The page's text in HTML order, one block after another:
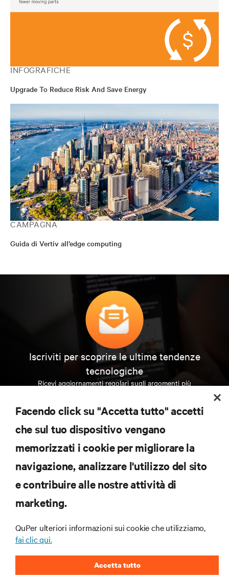
INFOGRAFICHE
Upgrade To Reduce Risk And Save Energy
CAMPAGNA
Guida di Vertiv all’edge computing
Iscriviti per scoprire le ultime tendenze
tecnologiche
Ricevi aggiornamenti regolari sugli argomenti più
data center e infrastrutture.
ISCRIVITI SUBITO
SUPPORTO
AZIENDA
Facendo click su "Accetta tutto" accetti
che sul tuo dispositivo vengano
memorizzati i cookie per migliorare la
navigazione, analizzare l'utilizzo del sito
e contribuire alle nostre attività di
marketing.
QuPer ulteriori informazioni sui cookie che utilizziamo,
fai clic qui.
Accetta tutto